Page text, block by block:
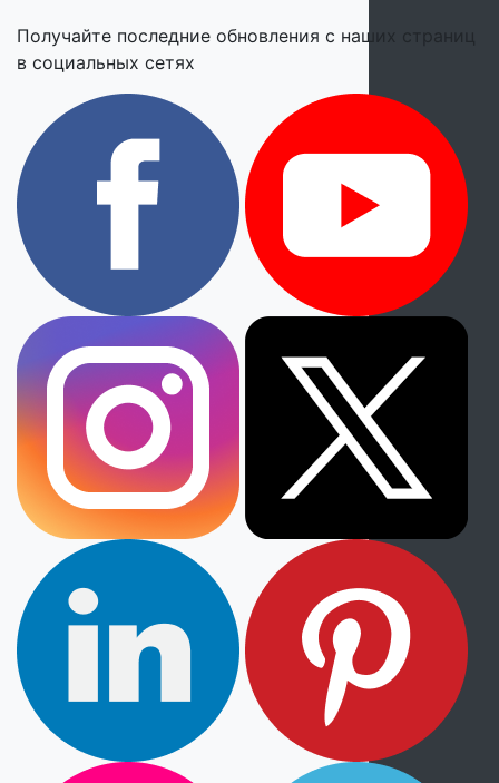
Получайте последние обновления с наших страниц
в социальных сетях